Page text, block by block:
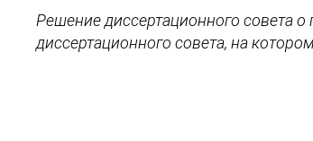
Решение диссертационного совета
диссертационного совета, на